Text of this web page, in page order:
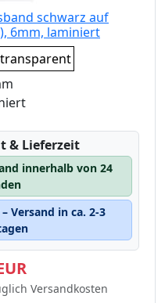
schwarz auf
6mm, laminiert
& Lieferzeit
innerhalb von 24
Versand in ca. 2-3
Versandkosten